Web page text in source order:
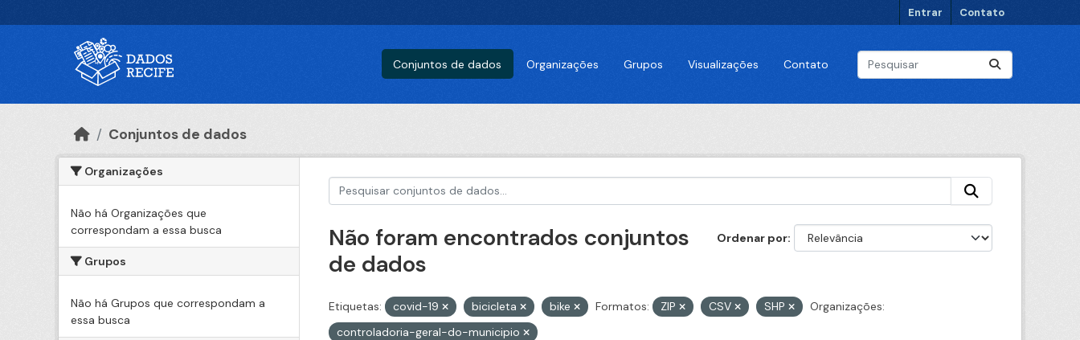
Entrar Contato
Conjuntos de dados Organizações Grupos Visualizações Contato
Conjuntos de dados
Organizações
Não há Organizações que
correspondam a essa busca
Grupos
Não há Grupos que correspondam a
essa busca
Ordenar por
Não foram encontrados conjuntos
de dados
Etiquetas: covid-19 bicicleta bike Formatos: ZIP CSV SHP
Organizações:
controladoria-geral-do-municipio